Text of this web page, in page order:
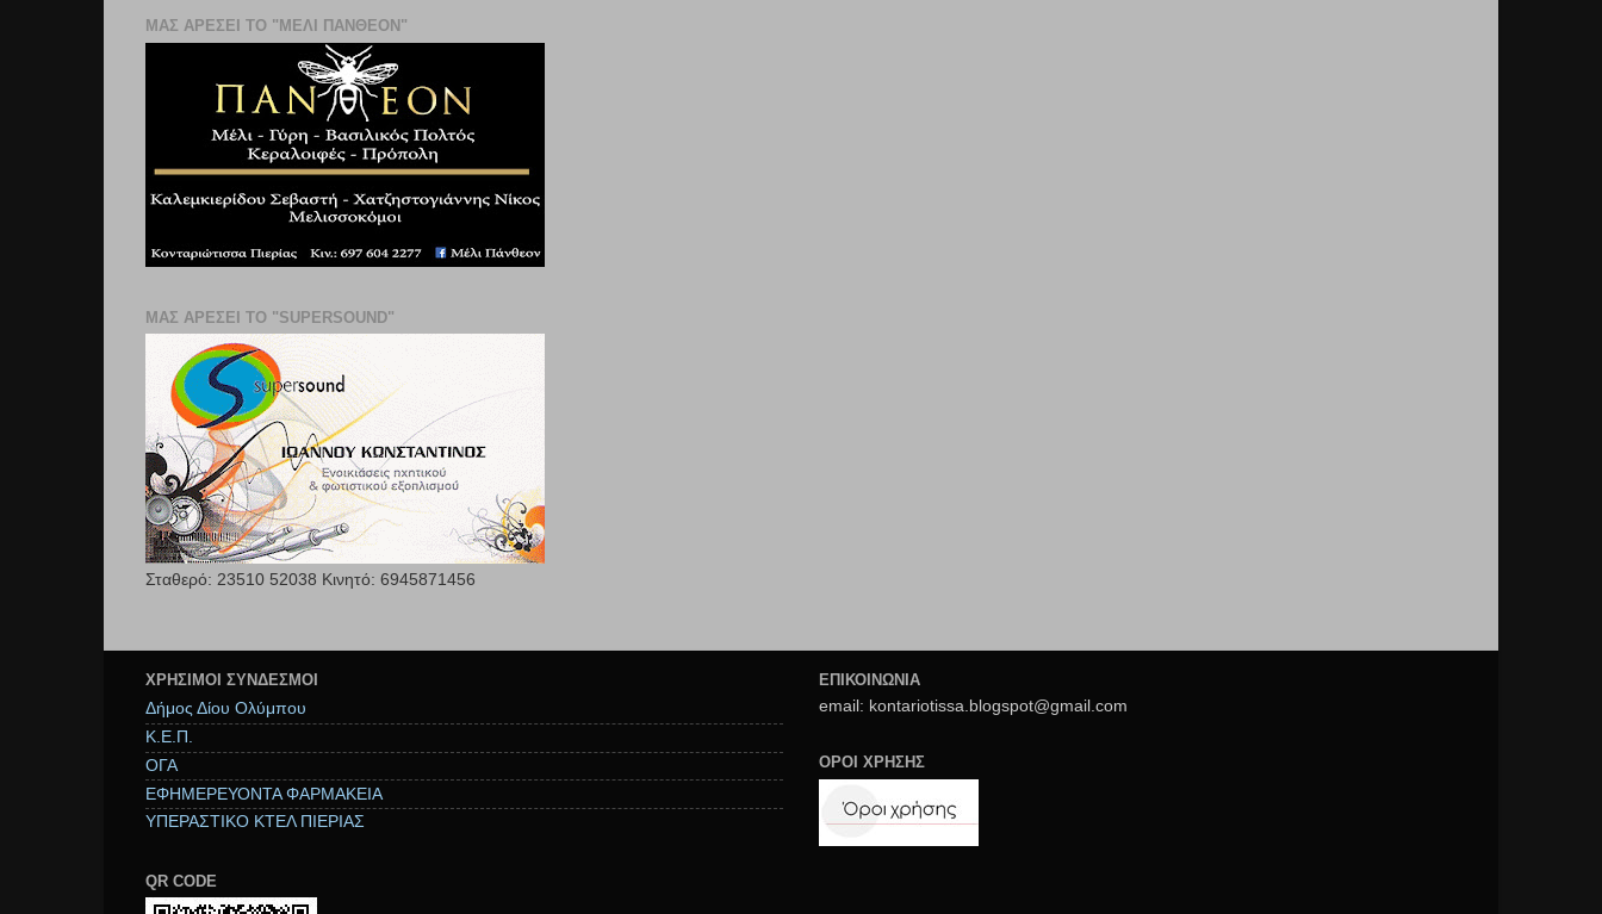
ΜΑΣ ΑΡΕΣΕΙ ΤΟ "ΜΕΛΙ ΠΑΝΘΕΟΝ"
ΜΑΣ ΑΡΕΣΕΙ ΤΟ "SUPERSOUND"
Σταθερό: 23510 52038 Κινητό: 6945871456
ΧΡΉΣΙΜΟΙ ΣΥΝΔΕΣΜΟΙ
Δήμος Δίου Ολύμπου
Κ.Ε.Π.
ΟΓΑ
ΕΦΗΜΕΡΕΥΟΝΤΑ ΦΑΡΜΑΚΕΙΑ
ΥΠΕΡΑΣΤΙΚΟ ΚΤΕΛ ΠΙΕΡΙΑΣ
QR CODE
ΕΠΙΚΟΙΝΩΝΙΑ
email: kontariotissa.blogspot@gmail.com
ΟΡΟΙ ΧΡΗΣΗΣ